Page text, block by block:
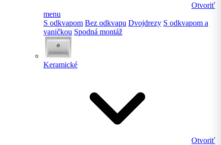
Otvoriť
menu
S odkvapom Bez odkvapu Dvojdrezy S odkvapom a
vaničkou Spodná montáž
Keramické
Otvoriť